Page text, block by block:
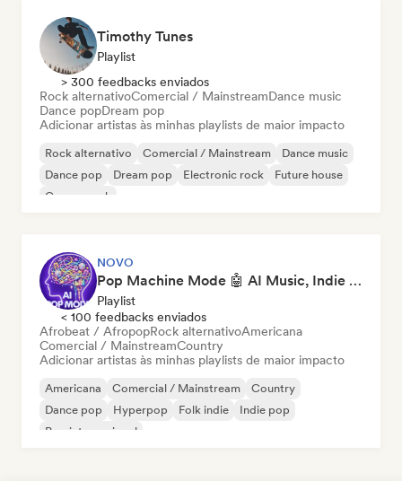
Timothy Tunes
Playlist
> 300 feedbacks enviados
Rock alternativoComercial / MainstreamDance music
Dance popDream pop
Adicionar artistas às minhas playlists de maior impacto
Rock alternativo Comercial / Mainstream
Dance music
Dance pop
Dream pop Electronic rock
Future house
Garage rock
NOVO
Pop Machine Mode 🤖 AI Music, Indie Pop & Dream Pop
Playlist
< 100 feedbacks enviados
Afrobeat / AfropopRock alternativoAmericana
Comercial / MainstreamCountry
Adicionar artistas às minhas playlists de maior impacto
Americana Comercial / Mainstream
Country
Dance pop
Hyperpop Folk indie
Indie pop
Pop internacional